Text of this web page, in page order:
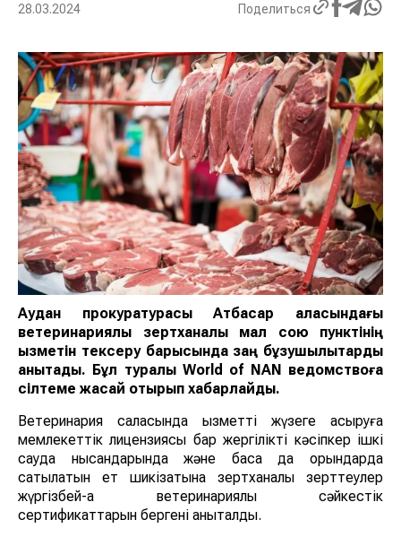
28.03.2024 Поделиться
Аудан прокуратурасы Атбасар қаласындағы
ветеринариялық зертханалық мал сою пунктінің
қызметін тексеру барысында заң бұзушылықтарды
анықтады. Бұл туралы World of NAN ведомствоға
сілтеме жасай отырып хабарлайды.
Ветеринария саласында қызметті жүзеге асыруға
мемлекеттік лицензиясы бар жергілікті кәсіпкер ішкі
сауда нысандарында және басқа да орындарда
сатылатын ет шикізатына зертханалық зерттеулер
жүргізбей-ақ ветеринариялық сәйкестік
сертификаттарын бергені анықталды.